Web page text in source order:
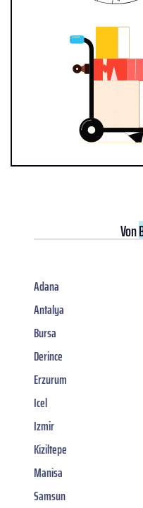
Von
Adana
Antalya
Bursa
Derince
Erzurum
Icel
Izmir
Kiziltepe
Manisa
Samsun